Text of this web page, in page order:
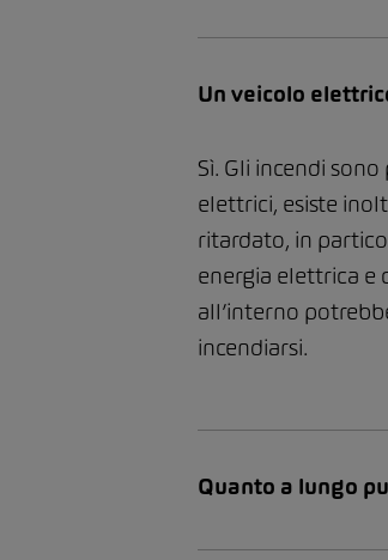
Un veicolo
Sì. Gli incendi
elettrici, esiste
ritardato, in
energia elettrica e
all’interno
incendiarsi.
Quanto a lungo